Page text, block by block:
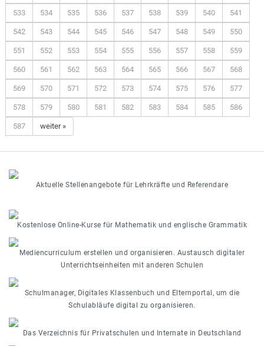
533 534 535 536 537 538 539 540 541
542 543 544 545 546 547 548 549 550
551 552 553 554 555 556 557 558 559
560 561 562 563 564 565 566 567 568
569 570 571 572 573 574 575 576 577
578 579 580 581 582 583 584 585 586
587 weiter »
Aktuelle Stellenangebote für Lehrkräfte und Referendare
Kostenlose Online-Kurse für Mathematik und englische Grammatik
Mediencurriculum erstellen und organisieren. Austausch digitaler
Unterrichtseinheiten mit anderen Schulen
Schulmanager, Digitales Klassenbuch und Elternportal, um die
Schulabläufe digital zu organisieren.
Das Verzeichnis für Privatschulen und Internate in Deutschland